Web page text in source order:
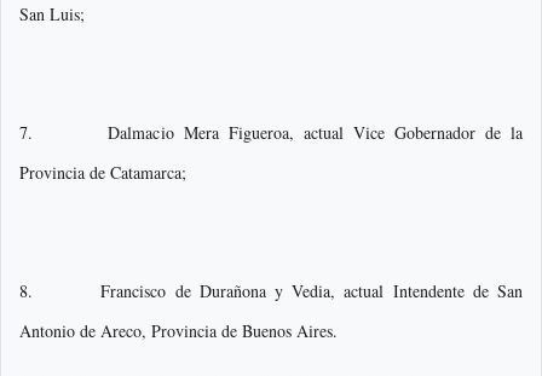
San Luis;
7. Dalmacio Mera Figueroa, actual Vice Gobernador de la
Provincia de Catamarca;
8. Francisco de Durañona y Vedia, actual Intendente de San
Antonio de Areco, Provincia de Buenos Aires.